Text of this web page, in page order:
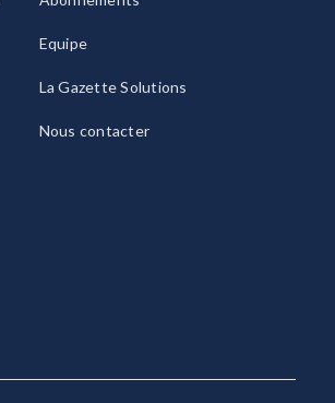
Equipe
La Gazette Solutions
Nous contacter